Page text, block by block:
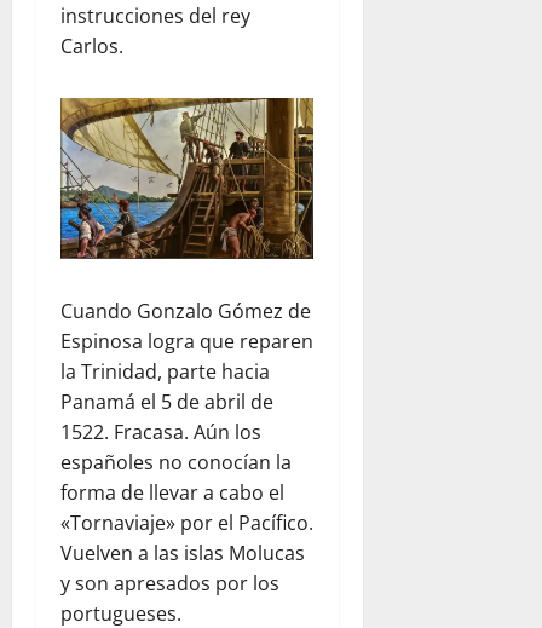
instrucciones del rey
Carlos.
Cuando Gonzalo Gómez de
Espinosa logra que reparen
la Trinidad, parte hacia
Panamá el 5 de abril de
1522. Fracasa. Aún los
españoles no conocían la
forma de llevar a cabo el
«Tornaviaje» por el Pacífico.
Vuelven a las islas Molucas
y son apresados por los
portugueses.